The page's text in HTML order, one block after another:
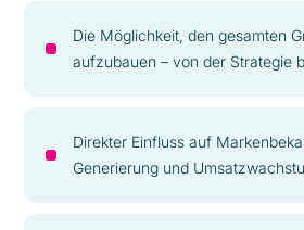
Die Möglichkeit, den gesamten
aufzubauen – von der Strategie
Direkter Einfluss auf
Generierung und